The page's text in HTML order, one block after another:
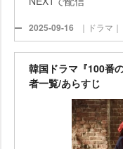
2025-09-16 ｜ドラマ｜
韓国ドラマ『100番
者一覧/あらすじ